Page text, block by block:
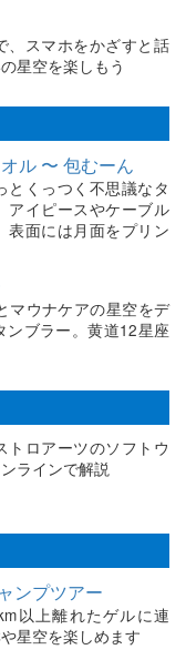
、スマホをかざすと話
星空を楽しもう
ル 〜 包むーん
とくっつく不思議なタ
アイピースやケーブル
表面には月面をプリン
マウナケアの星空をデ
ブラー。黄道12星座
トロアーツのソフトウ
ラインで解説
ンプツアー
以上離れたゲルに連
星空を楽しめます